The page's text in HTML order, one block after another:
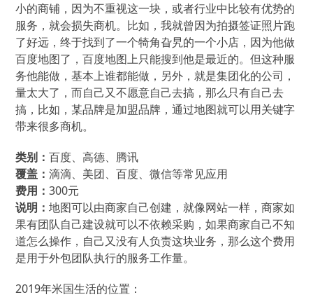
小的商铺，因为不重视这一块，或者行业中比较有优势的
服务，就会损失商机。比如，我就曾因为拍摄签证照片跑
了好远，终于找到了一个犄角旮旯的一个小店，因为他做
百度地图了，百度地图上只能搜到他是最近的。但这种服
务他能做，基本上谁都能做，另外，就是集团化的公司，
量太大了，而自己又不愿意自己去搞，那么只有自己去
搞，比如，某品牌是加盟品牌，通过地图就可以用关键字
带来很多商机。
类别：百度、高德、腾讯
覆盖：滴滴、美团、百度、微信等常见应用
费用：300元
说明：地图可以由商家自己创建，就像网站一样，商家如
果有团队自己建设就可以不依赖采购，如果商家自己不知
道怎么操作，自己又没有人负责这块业务，那么这个费用
是用于外包团队执行的服务工作量。
2019年米国生活的位置：